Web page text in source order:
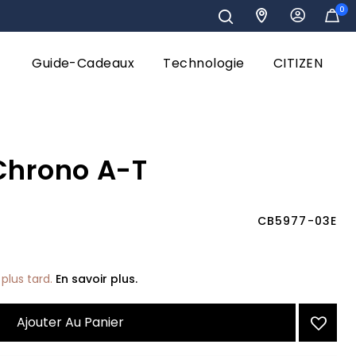
Guide-Cadeaux Technologie CITIZEN
0
A-T
CB5977-03E
tard. En savoir plus.
Ajouter Au Panier